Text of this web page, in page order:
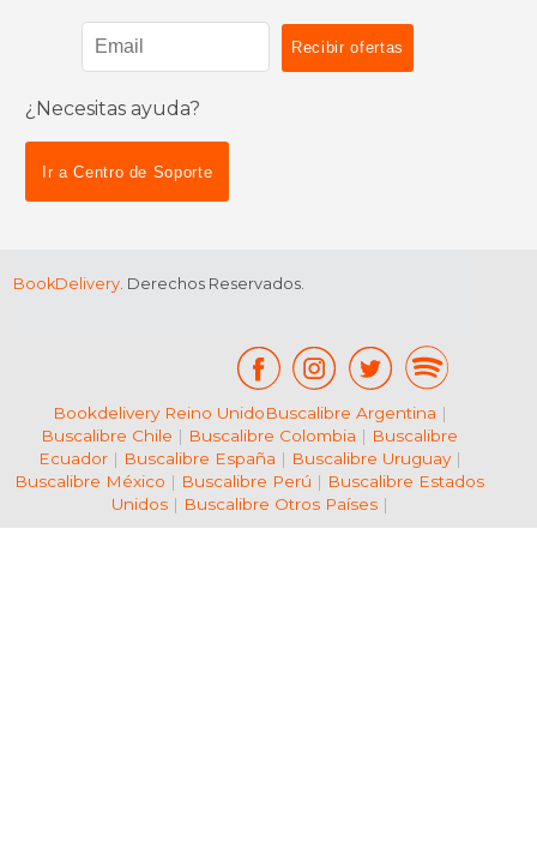
dcto. $ 50.99
¿Necesitas ayuda?
Ir a Centro de Soporte
BookDelivery. Derechos Reservados.
Bookdelivery Reino UnidoBuscalibre Argentina |
Buscalibre Chile | Buscalibre Colombia | Buscalibre
Ecuador| Buscalibre España | Buscalibre Uruguay|
Buscalibre México | Buscalibre Perú | Buscalibre Estados
Unidos| Buscalibre Otros Países|